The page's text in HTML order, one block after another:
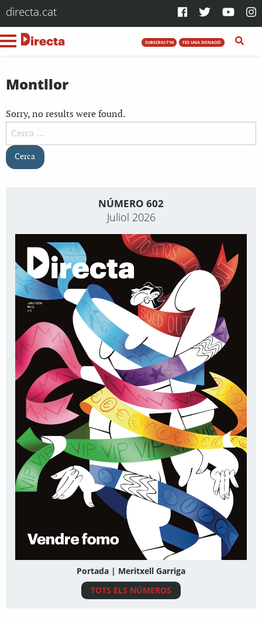
directa.cat
SUBSCRIU-T'HI FES UNA DONACIÓ
Montllor
Sorry, no results were found.
Cerca:
NÚMERO 602
Juliol 2026
Portada | Meritxell Garriga
TOTS ELS NÚMEROS